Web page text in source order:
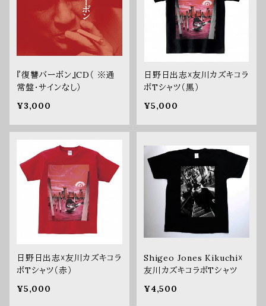
『復讐バーボン』CD（ ※通
常盤・サインなし）
¥3,000
日野日出志☓友川カズキコラ
ボTシャツ（黒）
¥5,000
日野日出志☓友川カズキコラ
ボTシャツ（赤）
¥5,000
Shigeo Jones Kikuchi☓
友川カズキコラボTシャツ
¥4,500